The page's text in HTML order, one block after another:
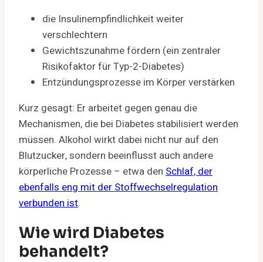
die Insulinempfindlichkeit weiter
verschlechtern
Gewichtszunahme fördern (ein zentraler
Risikofaktor für Typ-2-Diabetes)
Entzündungsprozesse im Körper verstärken
Kurz gesagt: Er arbeitet gegen genau die
Mechanismen, die bei Diabetes stabilisiert werden
müssen. Alkohol wirkt dabei nicht nur auf den
Blutzucker, sondern beeinflusst auch andere
körperliche Prozesse – etwa den Schlaf, der
ebenfalls eng mit der Stoffwechselregulation
verbunden ist.
Wie wird Diabetes
behandelt?